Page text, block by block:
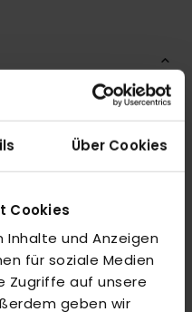
Über Cookies
Cookies
Inhalte und Anzeigen
für soziale Medien
Zugriffe auf unsere
geben wir
all